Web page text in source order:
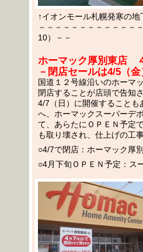
↑イオンモール札幌発寒の
－－－－－－－－－－－
10）－－
ホーマック厚別東店
－閉店セールは4/5（
国道１２号線沿いのホーマ
閉店することが店頭で告知
4/7（日）に開催すること
へ、ホーマックスーパーデ
て、あらたにＯＰＥＮ予定
も取り壊され、仕上げの工
○4/7で閉店：ホーマック厚
○4月下旬ＯＰＥＮ予定：ス